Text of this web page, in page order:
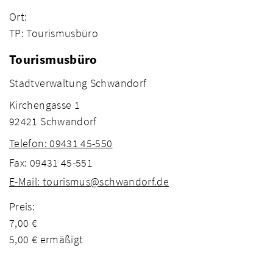
Ort:
TP: Tourismusbüro
Tourismusbüro
Stadtverwaltung Schwandorf
Kirchengasse 1
92421 Schwandorf
Telefon: 09431 45-550
Fax: 09431 45-551
E-Mail: tourismus@schwandorf.de
Preis:
7,00 €
5,00 € ermäßigt